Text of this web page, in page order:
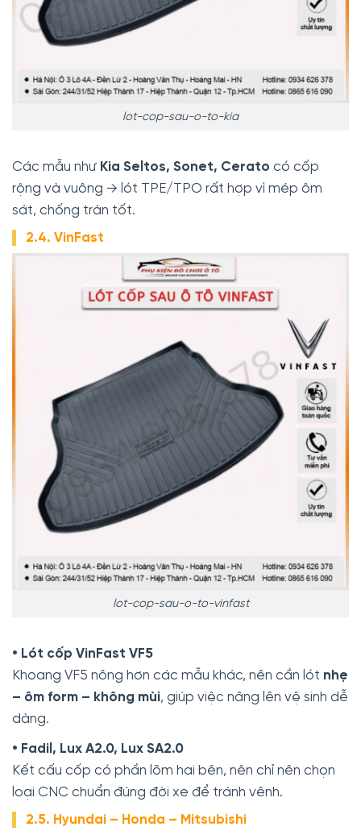
lot-cop-sau-o-to-kia
Các mẫu như Kia Seltos, Sonet, Cerato có cốp
rộng và vuông → lót TPE/TPO rất hợp vì mép ôm
sát, chống tràn tốt.
2.4. VinFast
lot-cop-sau-o-to-vinfast
• Lót cốp VinFast VF5
Khoang VF5 nông hơn các mẫu khác, nên cần lót nhẹ
– ôm form – không mùi, giúp việc nâng lên vệ sinh dễ
dàng.
• Fadil, Lux A2.0, Lux SA2.0
Kết cấu cốp có phần lõm hai bên, nên chỉ nên chọn
loại CNC chuẩn đúng đời xe để tránh vênh.
2.5. Hyundai – Honda – Mitsubishi